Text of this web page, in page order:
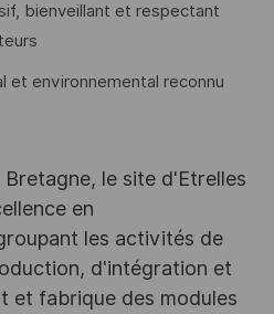
bienveillant et respectant
et environnemental reconnu
le site d'Etrelles
en
les activités de
d'intégration et
et fabrique des modules